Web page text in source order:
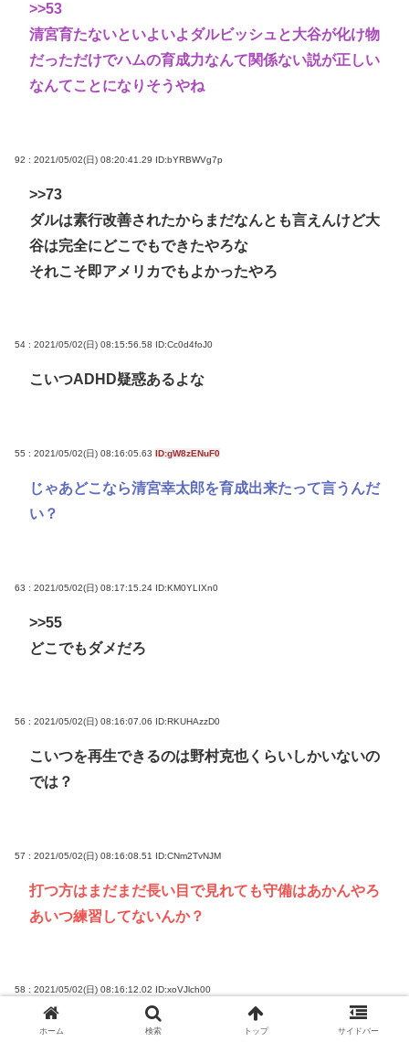
>>53
清宮育たないといよいよダルビッシュと大谷が化け物
だっただけでハムの育成力なんて関係ない説が正しい
なんてことになりそうやね
92 : 2021/05/02(日) 08:20:41.29 ID:bYRBWVg7p
>>73
ダルは素行改善されたからまだなんとも言えんけど大
谷は完全にどこでもできたやろな
それこそ即アメリカでもよかったやろ
54 : 2021/05/02(日) 08:15:56.58 ID:Cc0d4foJ0
こいつADHD疑惑あるよな
55 : 2021/05/02(日) 08:16:05.63 ID:gW8zENuF0
じゃあどこなら清宮幸太郎を育成出来たって言うんだ
い？
63 : 2021/05/02(日) 08:17:15.24 ID:KM0YLIXn0
>>55
どこでもダメだろ
56 : 2021/05/02(日) 08:16:07.06 ID:RKUHAzzD0
こいつを再生できるのは野村克也くらいしかいないの
では？
57 : 2021/05/02(日) 08:16:08.51 ID:CNm2TvNJM
打つ方はまだまだ長い目で見れても守備はあかんやろ
あいつ練習してないんか？
58 : 2021/05/02(日) 08:16:12.02 ID:xoVJlch00
小学生のときが全盛期というなんJ民みたいなやつ
ホーム 検索 トップ サイドバー